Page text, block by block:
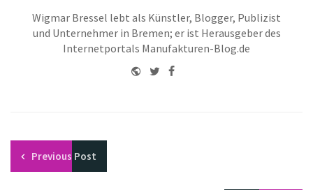
Wigmar Bressel lebt als Künstler, Blogger, Publizist
und Unternehmer in Bremen; er ist Herausgeber des
Internetportals Manufakturen-Blog.de
WebsiteTwitterFacebook
Previous Post